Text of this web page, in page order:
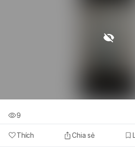
Thích Chia sẻ
9